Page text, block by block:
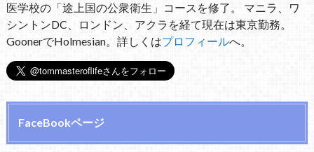
医学校の「途上国の公衆衛生」コースを修了。 マニラ、ワ
シントンDC、ロンドン、アクラを経て現在は東京勤務。
GoonerでHolmesian。詳しくはプロフィールへ。
FaceBookページ